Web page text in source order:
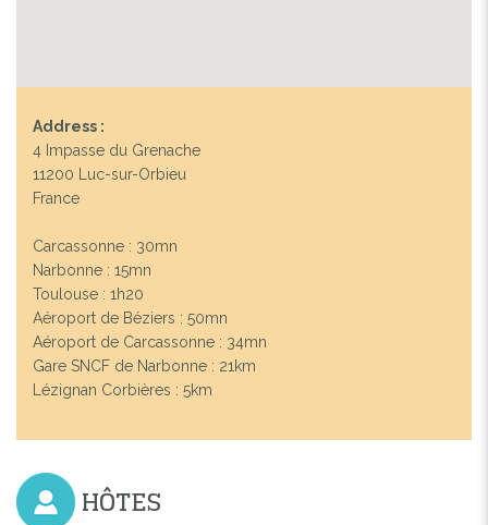
Address :
4 Impasse du Grenache
11200 Luc-sur-Orbieu
France
Carcassonne : 30mn
Narbonne : 15mn
Toulouse : 1h20
Aéroport de Béziers : 50mn
Aéroport de Carcassonne : 34mn
Gare SNCF de Narbonne : 21km
Lézignan Corbières : 5km
HÔTES